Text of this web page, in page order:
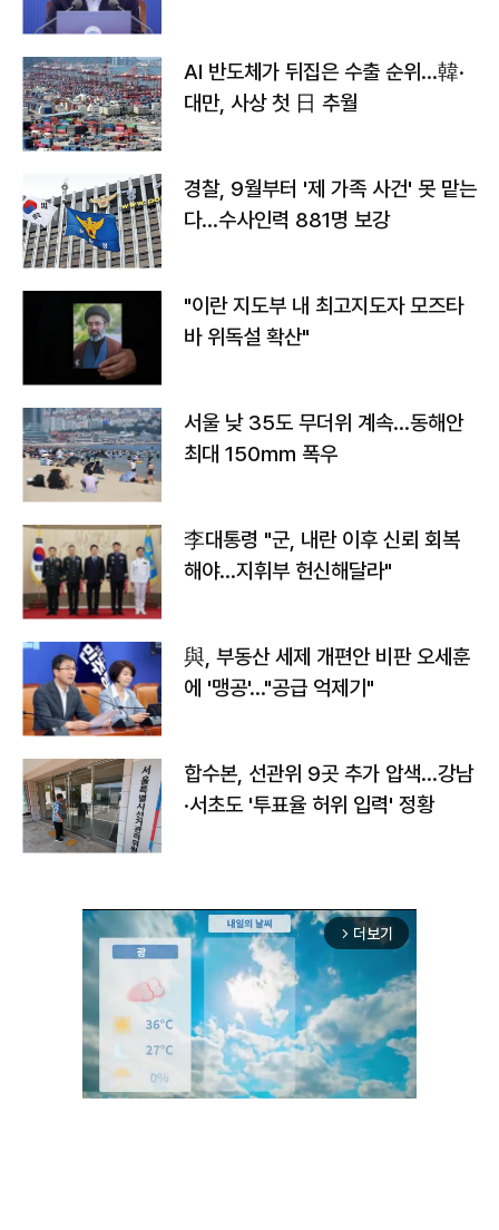
AI 반도체가 뒤집은 수출 순위…韓·
대만, 사상 첫 日 추월
경찰, 9월부터 '제 가족 사건' 못 맡는
다…수사인력 881명 보강
"이란 지도부 내 최고지도자 모즈타
바 위독설 확산"
서울 낮 35도 무더위 계속…동해안
최대 150㎜ 폭우
李대통령 "군, 내란 이후 신뢰 회복
해야…지휘부 헌신해달라"
與, 부동산 세제 개편안 비판 오세훈
에 '맹공'…"공급 억제기"
합수본, 선관위 9곳 추가 압색…강남
·서초도 '투표율 허위 입력' 정황
arrow_forward_ios 더보기